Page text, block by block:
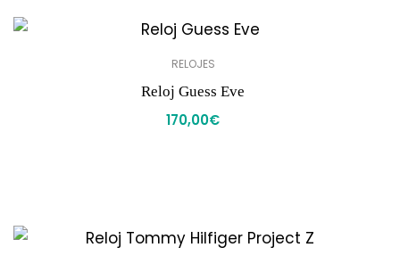
RELOJES
Reloj Guess Eve
170,00€